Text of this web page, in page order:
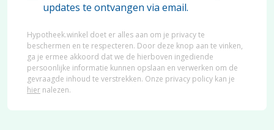
updates te ontvangen via email.
Hypotheek.winkel doet er alles aan om je privacy te
beschermen en te respecteren. Door deze knop aan te vinken,
ga je ermee akkoord dat we de hierboven ingediende
persoonlijke informatie kunnen opslaan en verwerken om de
gevraagde inhoud te verstrekken. Onze privacy policy kan je
hier nalezen.